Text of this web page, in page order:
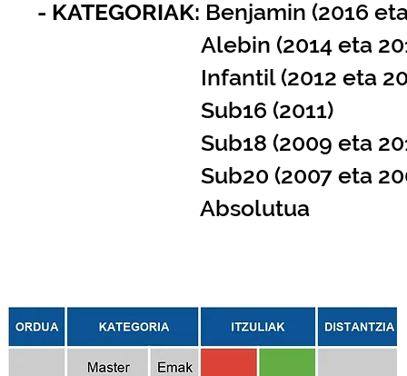
- KATEGORIAK: Benjamin (2016
Alebin (2014 eta
Infantil (2012 eta
Sub16 (2011)
Sub18 (2009 eta
Sub20 (2007 eta
Absolutua